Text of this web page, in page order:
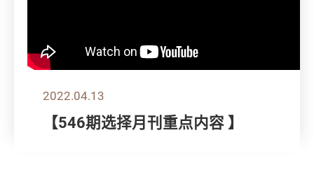
2022.04.13
【546期选择月刊重点内容 】